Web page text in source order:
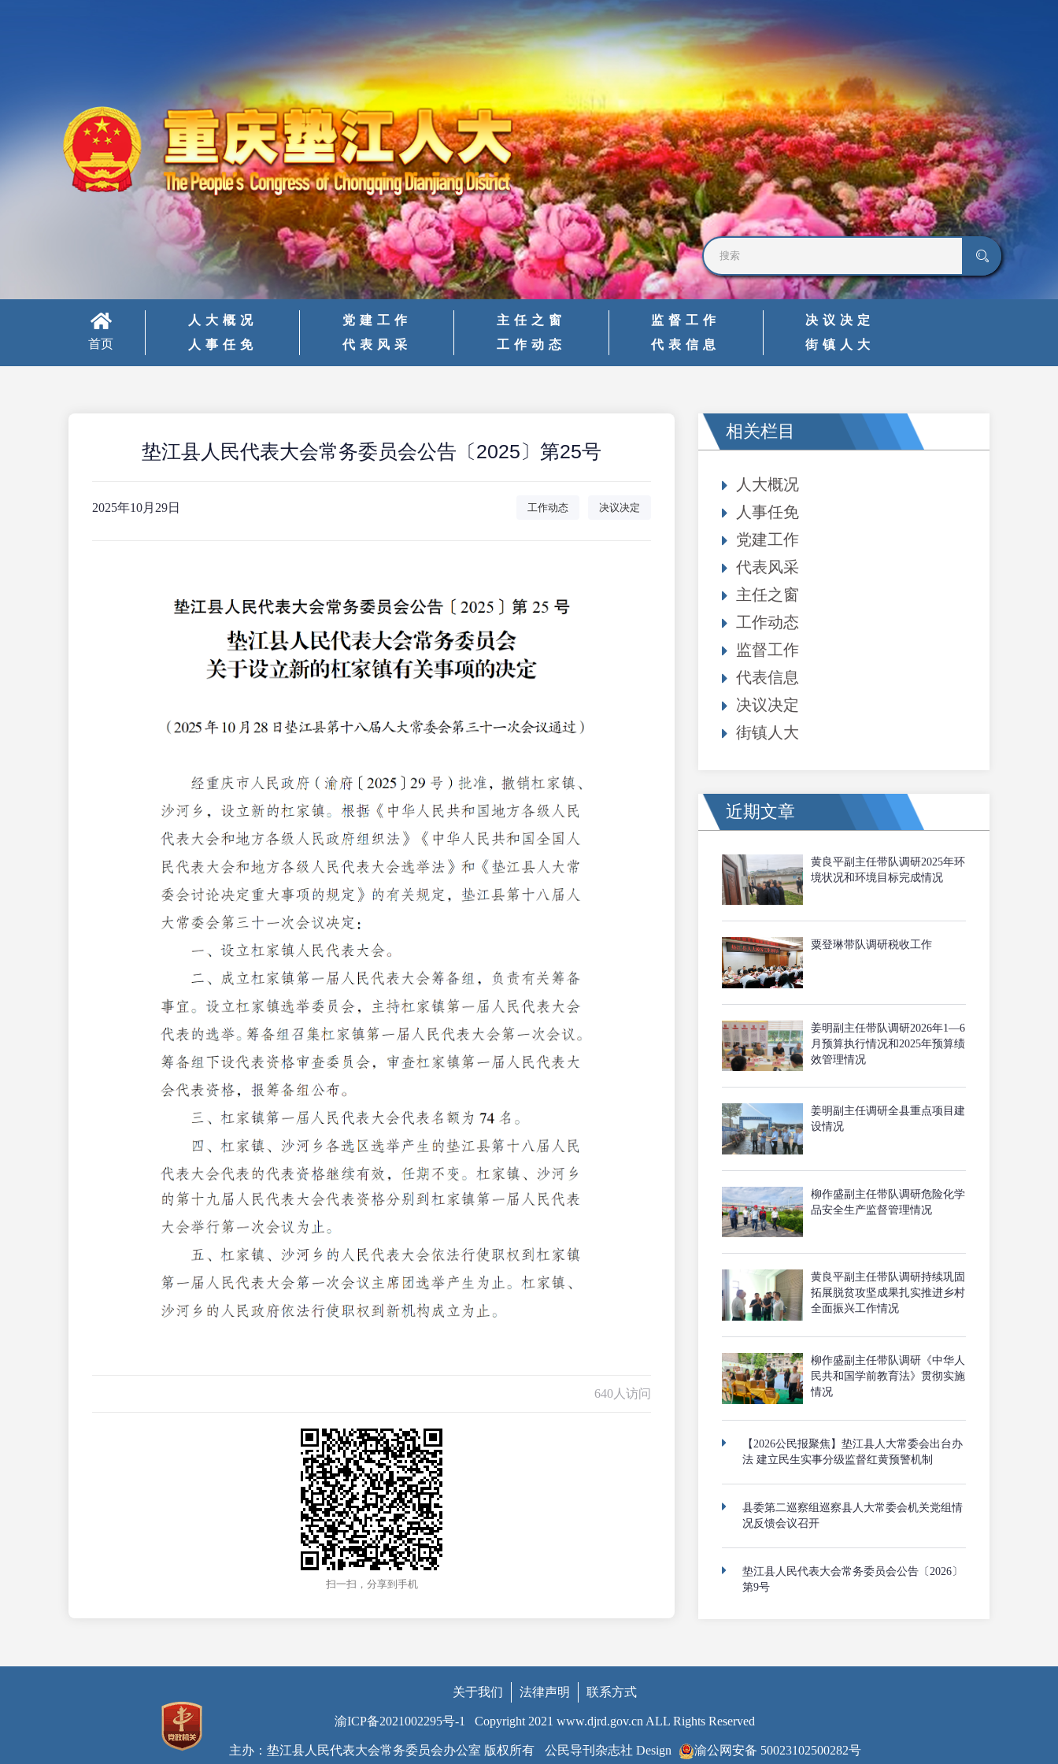
首页
人大概况
人事任免
党建工作
代表风采
主任之窗
工作动态
监督工作
代表信息
决议决定
街镇人大
垫江县人民代表大会常务委员会公告〔2025〕第25号
2025年10月29日 工作动态 决议决定
640人访问
扫一扫，分享到手机
相关栏目
人大概况
人事任免
党建工作
代表风采
主任之窗
工作动态
监督工作
代表信息
决议决定
街镇人大
近期文章
黄良平副主任带队调研2025年环
境状况和环境目标完成情况
粟登琳带队调研税收工作
姜明副主任带队调研2026年1—6
月预算执行情况和2025年预算绩
效管理情况
姜明副主任调研全县重点项目建
设情况
柳作盛副主任带队调研危险化学
品安全生产监督管理情况
黄良平副主任带队调研持续巩固
拓展脱贫攻坚成果扎实推进乡村
全面振兴工作情况
柳作盛副主任带队调研《中华人
民共和国学前教育法》贯彻实施
情况
【2026公民报聚焦】垫江县人大常委会出台办
法 建立民生实事分级监督红黄预警机制
县委第二巡察组巡察县人大常委会机关党组情
况反馈会议召开
垫江县人民代表大会常务委员会公告〔2026〕
第9号
关于我们 法律声明 联系方式
渝ICP备2021002295号-1 Copyright 2021 www.djrd.gov.cn ALL Rights Reserved
主办：垫江县人民代表大会常务委员会办公室 版权所有 公民导刊杂志社 Design 渝公网安备 50023102500282号